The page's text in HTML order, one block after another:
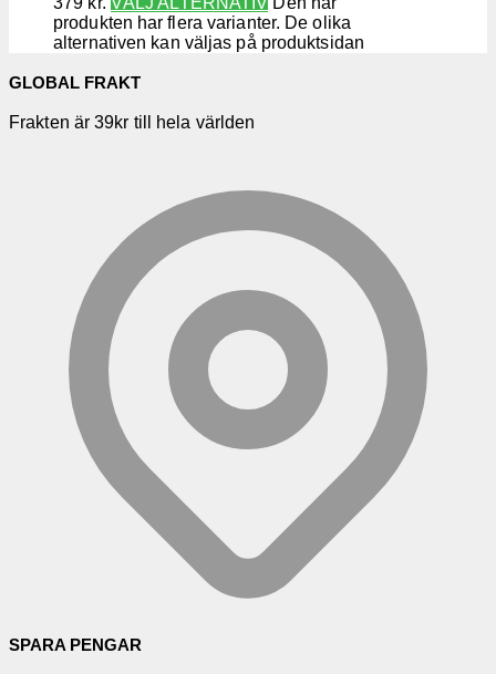
produkten har flera varianter. De olika
alternativen kan väljas på produktsidan
GLOBAL FRAKT
Frakten är 39kr till hela världen
SPARA PENGAR